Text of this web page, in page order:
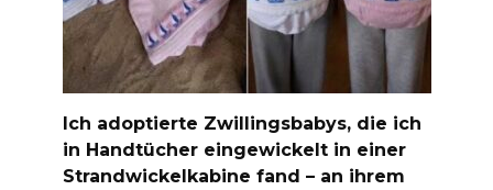
Ich adoptierte Zwillingsbabys, die ich
in Handtücher eingewickelt in einer
Strandwickelkabine fand – an ihrem